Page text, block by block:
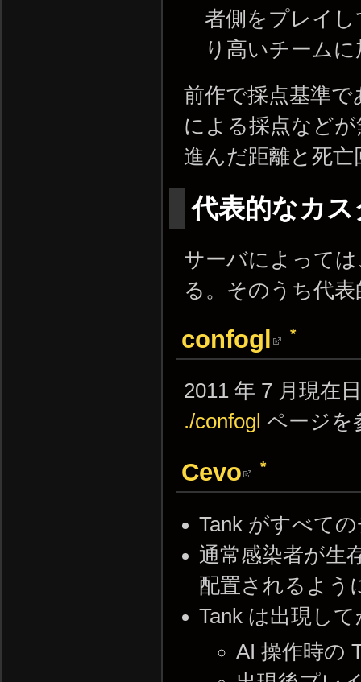
者側をプレイ
り高いチーム
前作で採点基準
による採点など
進んだ距離と死
代表的なカ
サーバによって
る。そのうち代
confogl *
2011 年 7 月現在
./confogl ページを
Cevo *
Tank がすべて
通常感染者が生
配置されるよう
Tank は出現し
AI 操作時の